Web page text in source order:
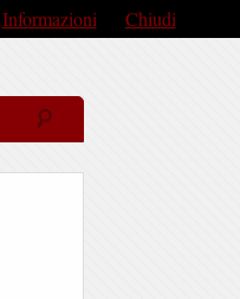
Informazioni Chiudi